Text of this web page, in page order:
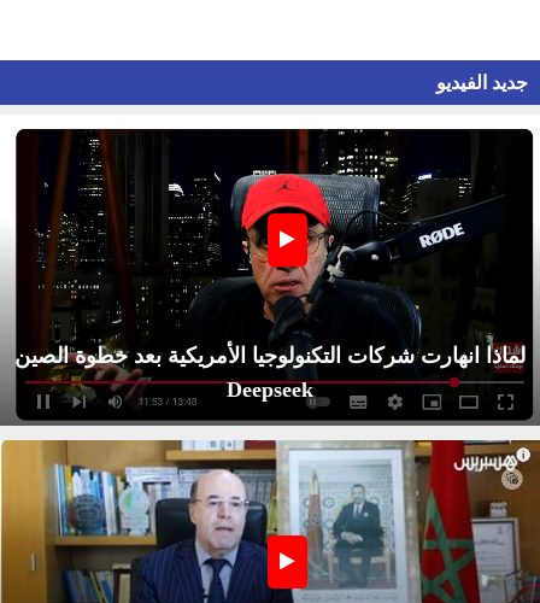
جديد الفيديو
لماذا انهارت شركات التكنولوجيا الأمريكية بعد خطوة الصين
Deepseek